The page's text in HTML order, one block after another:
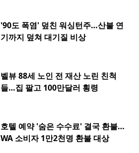
'90도 폭염' 덮친 워싱턴주…산불 연
기까지 덮쳐 대기질 비상
벨뷰 88세 노인 전 재산 노린 친척
들…집 팔고 100만달러 횡령
호텔 예약 '숨은 수수료' 결국 환불…
WA 소비자 1만2천명 환불 대상